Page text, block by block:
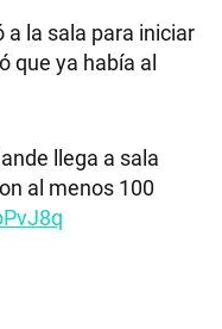
la sala para iniciar
que ya había al
llega a sala
al menos 100